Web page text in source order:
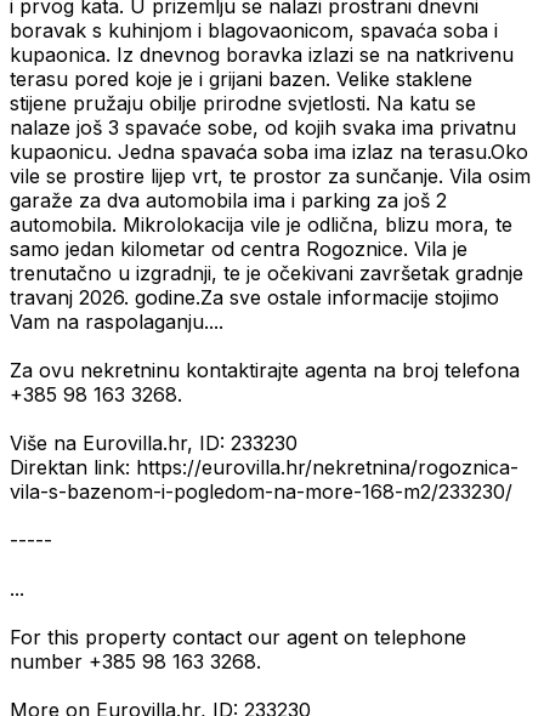
i prvog kata. U prizemlju se nalazi prostrani dnevni
boravak s kuhinjom i blagovaonicom, spavaća soba i
kupaonica. Iz dnevnog boravka izlazi se na natkrivenu
terasu pored koje je i grijani bazen. Velike staklene
stijene pružaju obilje prirodne svjetlosti. Na katu se
nalaze još 3 spavaće sobe, od kojih svaka ima privatnu
kupaonicu. Jedna spavaća soba ima izlaz na terasu.Oko
vile se prostire lijep vrt, te prostor za sunčanje. Vila osim
garaže za dva automobila ima i parking za još 2
automobila. Mikrolokacija vile je odlična, blizu mora, te
samo jedan kilometar od centra Rogoznice. Vila je
trenutačno u izgradnji, te je očekivani završetak gradnje
travanj 2026. godine.Za sve ostale informacije stojimo
Vam na raspolaganju....
Za ovu nekretninu kontaktirajte agenta na broj telefona
+385 98 163 3268.
Više na Eurovilla.hr, ID: 233230
Direktan link: https://eurovilla.hr/nekretnina/rogoznica-
vila-s-bazenom-i-pogledom-na-more-168-m2/233230/
-----
...
For this property contact our agent on telephone
number +385 98 163 3268.
More on Eurovilla.hr, ID: 233230